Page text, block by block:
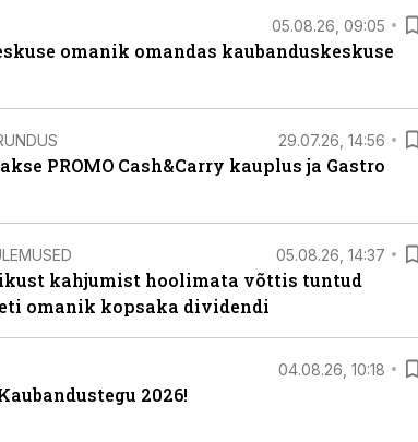
05.08.26, 09:05
omanik omandas kaubanduskeskuse
29.07.26, 14:56
PROMO Cash&Carry kauplus ja Gastro
05.08.26, 14:37
kahjumist hoolimata võttis tuntud
omanik kopsaka dividendi
04.08.26, 10:18
2026!